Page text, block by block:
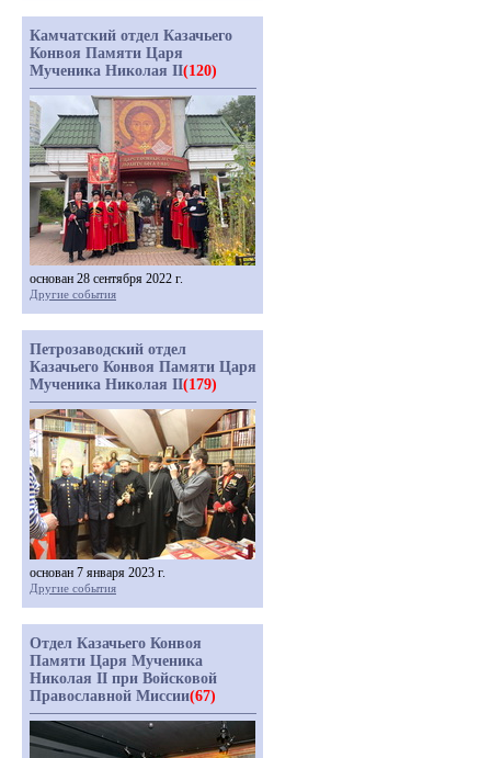
Камчатский отдел Казачьего
Конвоя Памяти Царя
Мученика Николая II(120)
основан 28 сентября 2022 г.
Другие события
Петрозаводский отдел
Казачьего Конвоя Памяти Царя
Мученика Николая II(179)
основан 7 января 2023 г.
Другие события
Отдел Казачьего Конвоя
Памяти Царя Мученика
Николая II при Войсковой
Православной Миссии(67)